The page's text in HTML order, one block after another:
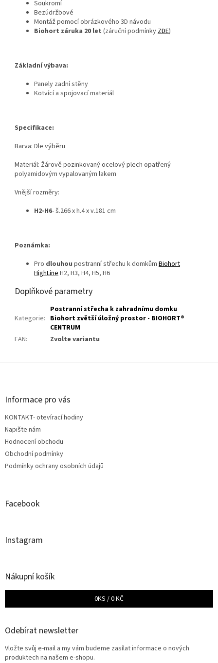
Soukromí
Bezúdržbové
Montáž pomocí obrázkového 3D návodu
Biohort záruka 20 let (záruční podmínky ZDE)
Základní výbava:
Panely zadní stěny
Kotvící a spojovací materiál
Specifikace:
Barva: Dle výběru
Materiál: Žárově pozinkovaný ocelový plech opatřený
polyamidovým vypalovaným lakem
Vnější rozměry:
H2-H6- š.266 x h.4 x v.181 cm
Poznámka:
Pro dlouhou postranní střechu k domkům Biohort
HighLine H2, H3, H4, H5, H6
Doplňkové parametry
Kategorie:
Postranní střecha k zahradnímu domku
Biohort zvětší úložný prostor - BIOHORT®
CENTRUM
EAN: Zvolte variantu
Z
Informace pro vás
KONTAKT- otevírací hodiny
Napište nám
Hodnocení obchodu
Obchodní podmínky
Podmínky ochrany osobních údajů
Facebook
Instagram
Nákupní košík
0KS /0 KČ
Odebírat newsletter
Vložte svůj e-mail a my vám budeme zasílat informace o nových
produktech na našem e-shopu.